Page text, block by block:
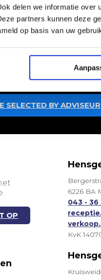
delen we informatie
partners kunnen deze
op basis van uw
je zoekt?
je wensen voldoet.
SELECTED BY ADVISEUR
OP
6226 BA
043 - 36
KvK